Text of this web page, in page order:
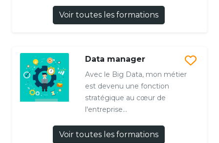
Voir toutes les formations
Data manager
Avec le Big Data, mon métier
est devenu une fonction
stratégique au cœur de
l'entreprise...
Voir toutes les formations